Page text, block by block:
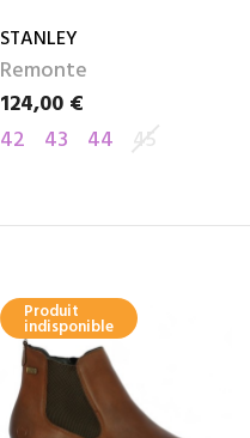
STANLEY
Remonte
Prix
124,00 €
42
43 44 45
Produit
indisponible